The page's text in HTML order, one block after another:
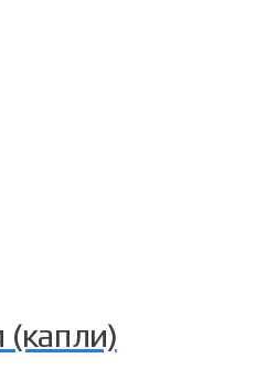
(капли)